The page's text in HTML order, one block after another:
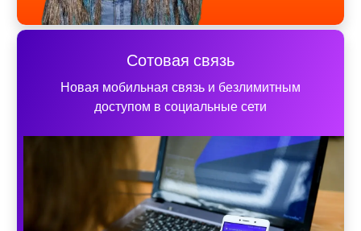
Сотовая связь
Новая мобильная связь и безлимитным
доступом в социальные сети